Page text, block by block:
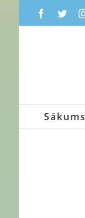
Facebook
Sākums